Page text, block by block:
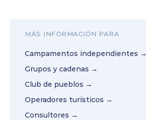
MÁS INFORMACIÓN PARA
Campamentos independientes →
Grupos y cadenas →
Club de pueblos →
Operadores turísticos →
Consultores →